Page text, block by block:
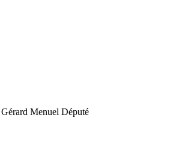
Gérard Menuel Député